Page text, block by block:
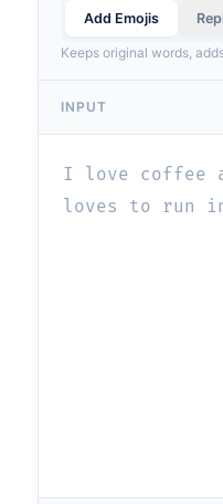
Add Emojis
Keeps original words,
INPUT